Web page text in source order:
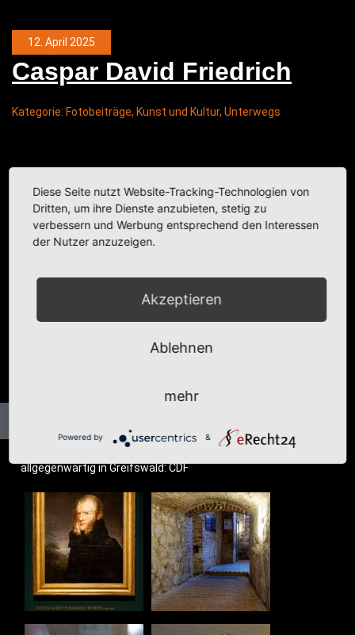
12. April 2025
Cas­par David Friedrich
Kategorie: Fotobeiträge, Kunst und Kultur, Unterwegs
all­ge­gen­wär­tig in Greifs­wald: CDF
Diese Seite nutzt Website-Tracking-Technologien von
Dritten, um ihre Dienste anzubieten, stetig zu
verbessern und Werbung entsprechend den Interessen
der Nutzer anzuzeigen.
Akzeptieren
Ablehnen
mehr
Powered by &